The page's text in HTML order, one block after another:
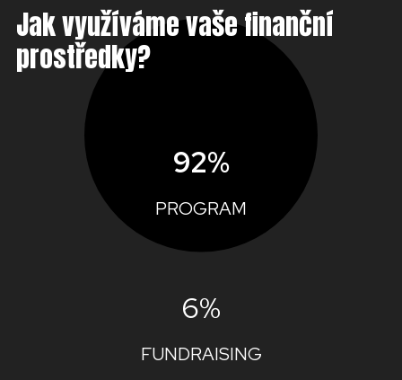
Jak využíváme vaše finanční
prostředky?
92%
PROGRAM
6%
FUNDRAISING